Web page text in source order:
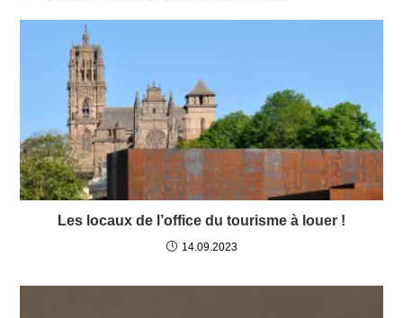
Les locaux de l’office du tourisme à louer !
14.09.2023